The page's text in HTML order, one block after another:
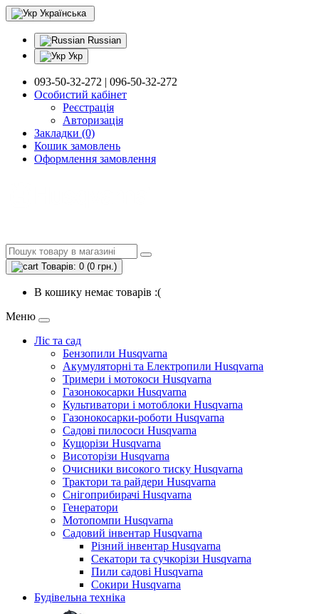
Українська
Russian
Укр
093-50-32-272 | 096-50-32-272
Особистий кабінет
Реєстрація
Авторизація
Закладки (0)
Кошик замовлень
Оформлення замовлення
Товарів: 0 (0 грн.)
В кошику немає товарів :(
Меню
Ліс та сад
Бензопили Husqvarna
Акумуляторні та Електропили Husqvarna
Тримери і мотокоси Husqvarna
Газонокосарки Husqvarna
Культиватори і мотоблоки Husqvarna
Газонокосарки-роботи Husqvarna
Садові пилососи Husqvarna
Кущорізи Husqvarna
Висоторізи Husqvarna
Очисники високого тиску Husqvarna
Трактори та райдери Husqvarna
Снігоприбирачі Husqvarna
Генератори
Мотопомпи Husqvarna
Садовий інвентар Husqvarna
Різний інвентар Husqvarna
Секатори та сучкорізи Husqvarna
Пили садові Husqvarna
Сокири Husqvarna
Будівельна техніка